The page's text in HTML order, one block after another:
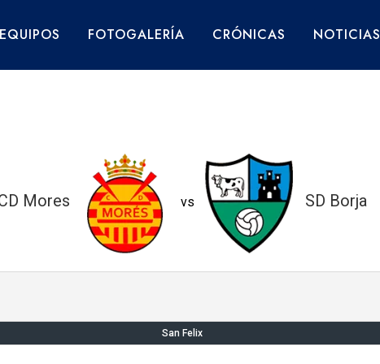
EQUIPOS FOTOGALERÍA CRÓNICAS NOTICIAS
Mores vs SD Borja
San Felix